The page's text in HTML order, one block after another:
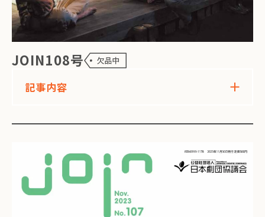
JOIN108号
記事内容